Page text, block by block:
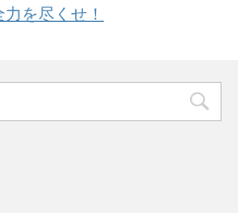
を尽くせ！